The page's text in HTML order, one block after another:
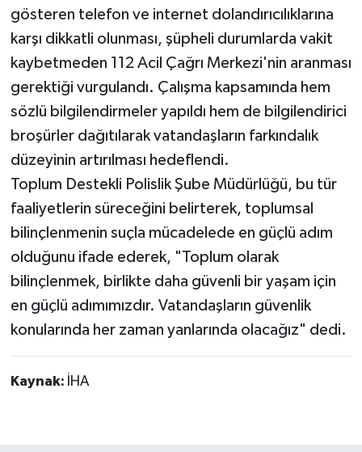
gösteren telefon ve internet dolandırıcılıklarına
karşı dikkatli olunması, şüpheli durumlarda vakit
kaybetmeden 112 Acil Çağrı Merkezi'nin aranması
gerektiği vurgulandı. Çalışma kapsamında hem
sözlü bilgilendirmeler yapıldı hem de bilgilendirici
broşürler dağıtılarak vatandaşların farkındalık
düzeyinin artırılması hedeflendi.
Toplum Destekli Polislik Şube Müdürlüğü, bu tür
faaliyetlerin süreceğini belirterek, toplumsal
bilinçlenmenin suçla mücadelede en güçlü adım
olduğunu ifade ederek, "Toplum olarak
bilinçlenmek, birlikte daha güvenli bir yaşam için
en güçlü adımımızdır. Vatandaşların güvenlik
konularında her zaman yanlarında olacağız" dedi.
Kaynak: İHA